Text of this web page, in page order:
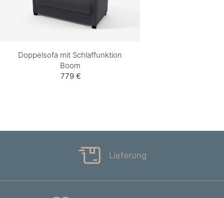
Doppelsofa mit Schlaffunktion
Boom
779 €
Lieferung